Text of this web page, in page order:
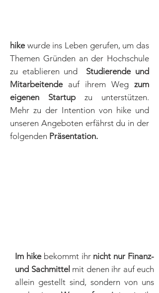
hike wurde ins Leben gerufen, um das
Themen Gründen an der Hochschule
zu etablieren und Studierende und
Mitarbeitendeauf ihrem Weg zum
eigenen Startupzu unterstützen.
Mehr zu der Intention von hike und
unseren Angeboten erfährst du in der
folgenden Präsentation.
Im hikebekommt ihr nicht nur Finanz-
und Sachmittel mit denen ihr auf euch
allein gestellt sind, sondern von uns